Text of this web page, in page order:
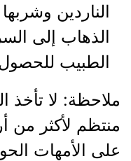
الناردين
الذهاب إلى
الطبيب
ملاحظة: لا تأخذ
منتظم لأكثر من
على الأمهات